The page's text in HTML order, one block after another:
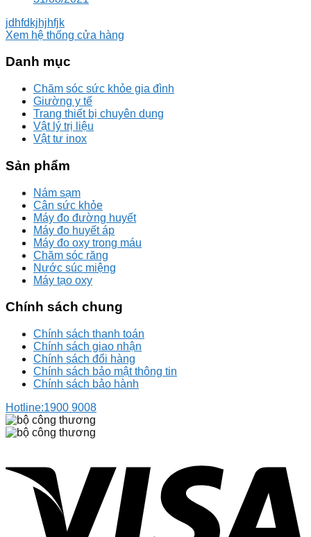
jdhfdkjhjhfjk
Xem hệ thống cửa hàng
Danh mục
Chăm sóc sức khỏe gia đình
Giường y tế
Trang thiết bị chuyên dụng
Vật lý trị liệu
Vật tư inox
Sản phẩm
Nám sạm
Cân sức khỏe
Máy đo đường huyết
Máy đo huyết áp
Máy đo oxy trong máu
Chăm sóc răng
Nước súc miệng
Máy tạo oxy
Chính sách chung
Chính sách thanh toán
Chính sách giao nhận
Chính sách đổi hàng
Chính sách bảo mật thông tin
Chính sách bảo hành
Hotline:1900 9008